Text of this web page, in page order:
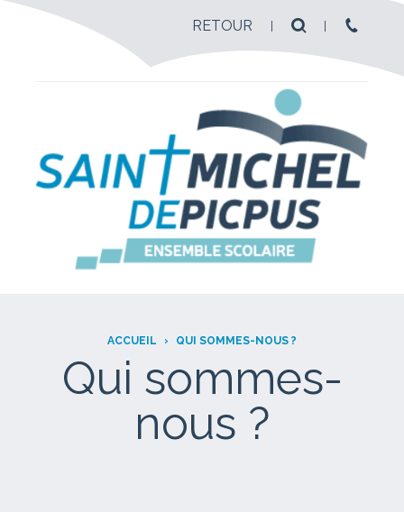
RETOUR
ACCUEIL › QUI SOMMES-NOUS ?
Qui sommes-
nous ?